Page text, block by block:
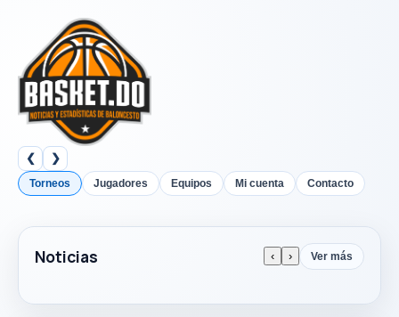
❮ ❯
Torneos Jugadores Equipos Mi cuenta Contacto
Noticias ‹ › Ver más